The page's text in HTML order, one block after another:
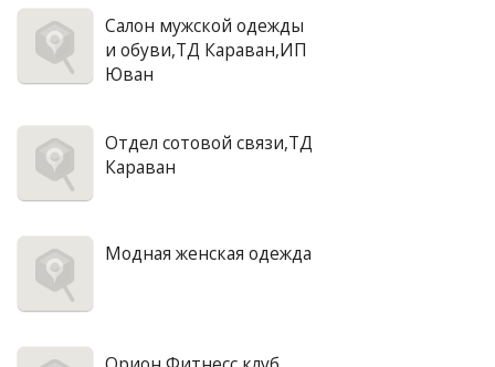
Салон мужской одежды
и обуви,ТД Караван,ИП
Юван
Отдел сотовой связи,ТД
Караван
Модная женская одежда